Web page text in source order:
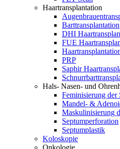
Haartransplantation
Barttransplantation
DHI
FUE
PRP
Saphir
Hals- Nasen- und
Feminisierung der
Mandel- &
Maskulinisierung
Septumperforation
Septumplastik
Koloskopie
Onkologie